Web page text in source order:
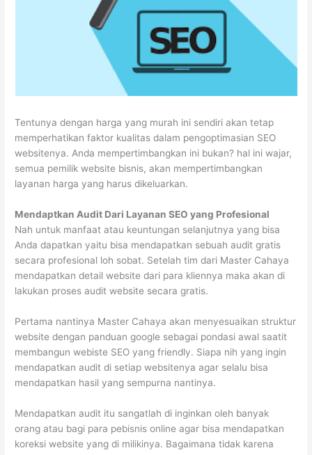
Tentunya dengan harga yang murah ini sendiri akan tetap
memperhatikan faktor kualitas dalam pengoptimasian SEO
websitenya. Anda mempertimbangkan ini bukan? hal ini wajar,
semua pemilik website bisnis, akan mempertimbangkan
layanan harga yang harus dikeluarkan.
Mendaptkan Audit Dari Layanan SEO yang Profesional
Nah untuk manfaat atau keuntungan selanjutnya yang bisa
Anda dapatkan yaitu bisa mendapatkan sebuah audit gratis
secara profesional loh sobat. Setelah tim dari Master Cahaya
mendapatkan detail website dari para kliennya maka akan di
lakukan proses audit website secara gratis.
Pertama nantinya Master Cahaya akan menyesuaikan struktur
website dengan panduan google sebagai pondasi awal saatit
membangun webiste SEO yang friendly. Siapa nih yang ingin
mendapatkan audit di setiap websitenya agar selalu bisa
mendapatkan hasil yang sempurna nantinya.
Mendapatkan audit itu sangatlah di inginkan oleh banyak
orang atau bagi para pebisnis online agar bisa mendapatkan
koreksi website yang di milikinya. Bagaimana tidak karena